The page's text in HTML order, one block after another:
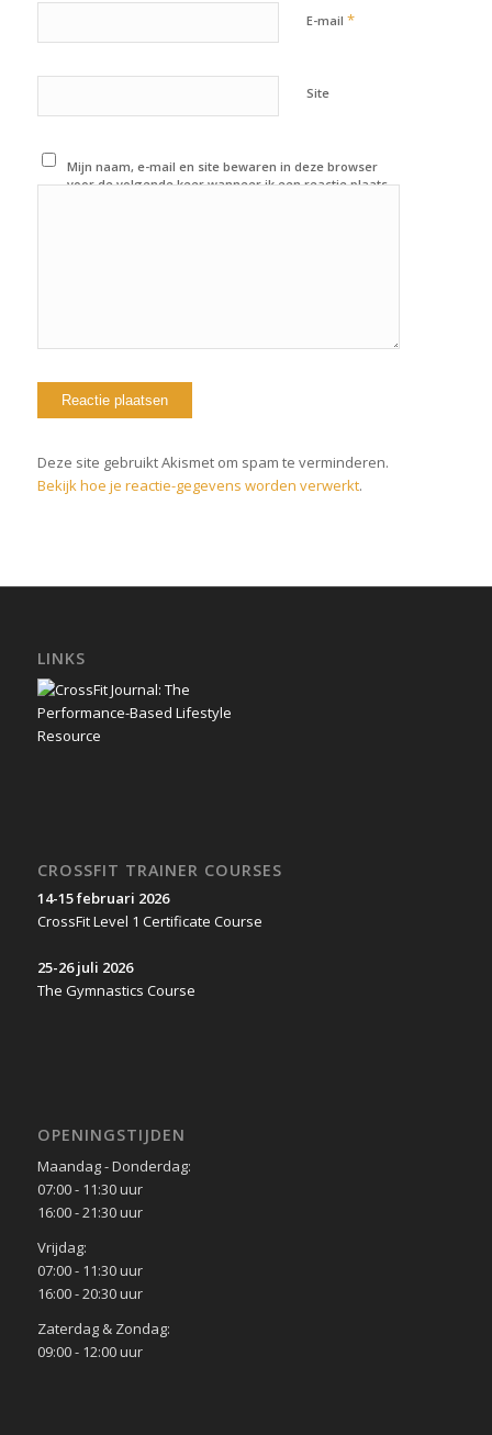
E-mail *
Site
Mijn naam, e-mail en site bewaren in deze browser
voor de volgende keer wanneer ik een reactie plaats.
Deze site gebruikt Akismet om spam te verminderen.
Bekijk hoe je reactie-gegevens worden verwerkt.
LINKS
CROSSFIT TRAINER COURSES
14-15 februari 2026
CrossFit Level 1 Certificate Course
25-26 juli 2026
The Gymnastics Course
OPENINGSTIJDEN
Maandag - Donderdag:
07:00 - 11:30 uur
16:00 - 21:30 uur
Vrijdag:
07:00 - 11:30 uur
16:00 - 20:30 uur
Zaterdag & Zondag:
09:00 - 12:00 uur